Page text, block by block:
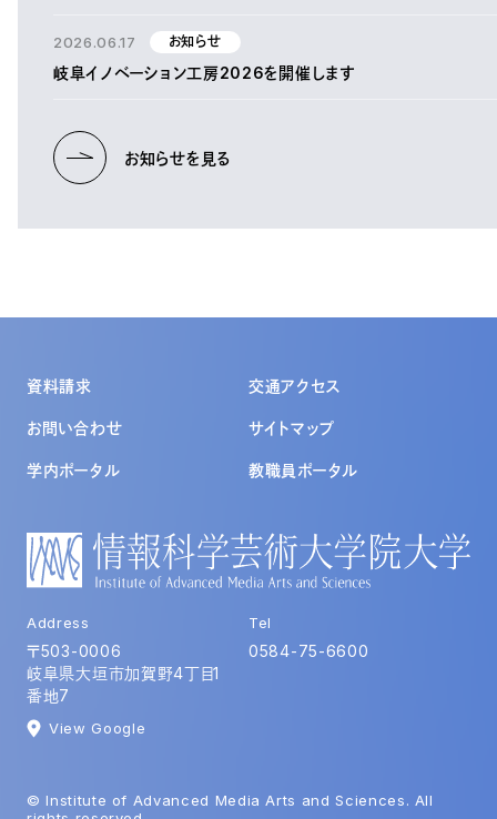
2026.06.17 お知らせ
岐阜イノベーション工房2026を開催します
お知らせを見る
資料請求 交通アクセス
お問い合わせ サイトマップ
学内ポータル 教職員ポータル
Address
〒503-0006
岐阜県大垣市加賀野4丁目1
番地7
View Google
Tel
0584-75-6600
© Institute of Advanced Media Arts and Sciences. All